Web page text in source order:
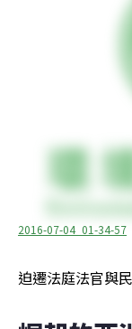
2016-07-04_01-34-57
迫遷法庭法官與